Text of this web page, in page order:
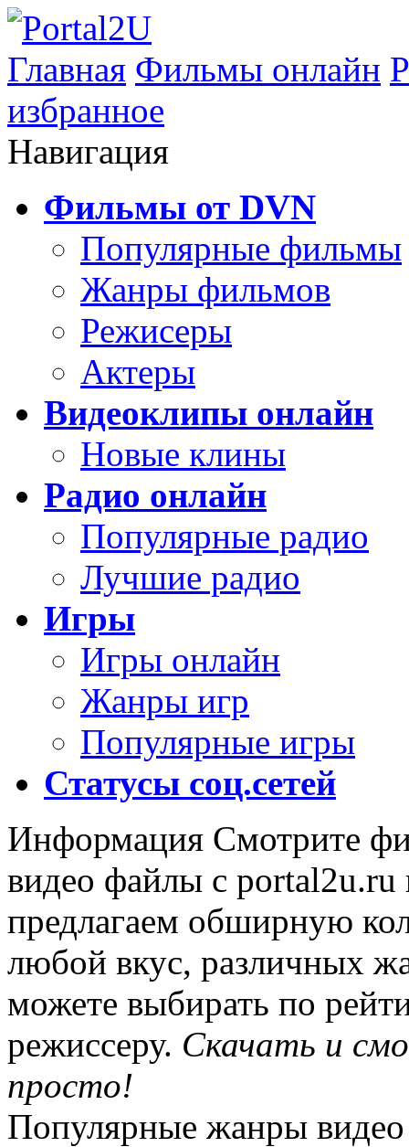
Главная Фильмы онлайн
избранное
Навигация
Фильмы от DVN
Популярные фильмы
Жанры фильмов
Режисеры
Актеры
Видеоклипы онлайн
Новые клины
Радио онлайн
Популярные радио
Лучшие радио
Игры
Игры онлайн
Жанры игр
Популярные игры
Статусы соц.сетей
Информация Смотрите
видео файлы с
предлагаем обширную
любой вкус, различных
можете выбирать по
режиссеру. Скачать и
просто!
Популярные жанры видео